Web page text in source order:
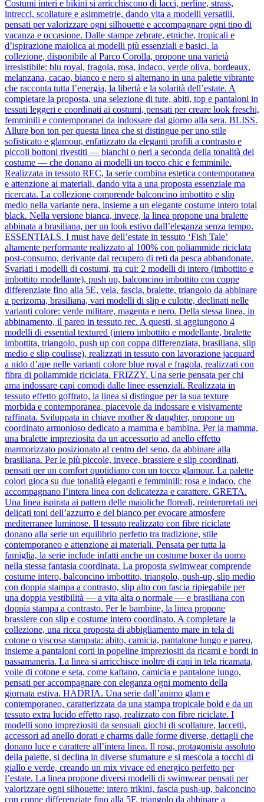
Costumi interi e bikini si arricchiscono di lacci, perline, strass,
intrecci, scollature e asimmetrie, dando vita a modelli versatili,
pensati per valorizzare ogni silhouette e accompagnare ogni tipo di
vacanza e occasione. Dalle stampe zebrate, etniche, tropicali e
d’ispirazione maiolica ai modelli più essenziali e basici, la
collezione, disponibile al Parco Corolla, propone una varietà
irresistibile: blu royal, fragola, rosa, indaco, verde oliva, bordeaux,
melanzana, cacao, bianco e nero si alternano in una palette vibrante
che racconta tutta l’energia, la libertà e la solarità dell’estate. A
completare la proposta, una selezione di tute, abiti, top e pantaloni in
tessuti leggeri e coordinati ai costumi, pensati per creare look freschi,
femminili e contemporanei da indossare dal giorno alla sera. BLISS.
Allure bon ton per questa linea che si distingue per uno stile
sofisticato e glamour, enfatizzato da eleganti profili a contrasto e
piccoli bottoni rivestiti — bianchi o neri a seconda della tonalità del
costume — che donano ai modelli un tocco chic e femminile.
Realizzata in tessuto REC, la serie combina estetica contemporanea
e attenzione ai materiali, dando vita a una proposta essenziale ma
ricercata. La collezione comprende balconcino imbottito e slip
medio nella variante nera, insieme a un elegante costume intero total
black. Nella versione bianca, invece, la linea propone una bralette
abbinata a brasiliana, per un look estivo dall’eleganza senza tempo.
ESSENTIALS. I must have dell’estate in tessuto ‘Fish Tale’
altamente performante realizzato al 100% con poliammide riciclata
post-consumo, derivante dal recupero di reti da pesca abbandonate.
Svariati i modelli di costumi, tra cui: 2 modelli di intero (imbottito e
imbottito modellante), push up, balconcino imbottito con coppe
differenziate fino alla 5E, vela, fascia, bralette, triangolo da abbinare
a perizoma, brasiliana, vari modelli di slip e culotte, declinati nelle
varianti colore: verde militare, magenta e nero. Della stessa linea, in
abbinamento, il pareo in tessuto rec. A questi, si aggiungono 4
modelli di essential textured (intero imbottito e modellante, bralette
imbottita, triangolo, push up con coppa differenziata, brasiliana, slip
medio e slip coulisse), realizzati in tessuto con lavorazione jacquard
a nido d’ape nelle varianti colore blue royal e fragola, realizzati con
fibra di poliammide riciclata. FRIZZY. Una serie pensata per chi
ama indossare capi comodi dalle linee essenziali. Realizzata in
tessuto effetto goffrato, la linea si distingue per la sua texture
morbida e contemporanea, piacevole da indossare e visivamente
raffinata. Sviluppata in chiave mother & daughter, propone un
coordinato armonioso dedicato a mamma e bambina. Per la mamma,
una bralette impreziosita da un accessorio ad anello effetto
marmorizzato posizionato al centro del seno, da abbinare alla
brasiliana. Per le più piccole, invece, brassiere e slip coordinati,
pensati per un comfort quotidiano con un tocco glamour. La palette
colori gioca su due tonalità eleganti e femminili: rosa e indaco, che
accompagnano l’intera linea con delicatezza e carattere. GRETA.
Una linea ispirata ai pattern delle maioliche floreali, reinterpretati nei
delicati toni dell’azzurro e del bianco per evocare atmosfere
mediterranee luminose. Il tessuto realizzato con fibre riciclate
donano alla serie un equilibrio perfetto tra tradizione, stile
contemporaneo e attenzione ai materiali. Pensata per tutta la
famiglia, la serie include infatti anche un costume boxer da uomo
nella stessa fantasia coordinata. La proposta swimwear comprende
costume intero, balconcino imbottito, triangolo, push-up, slip medio
con doppia stampa a contrasto, slip alto con fascia ripiegabile per
una doppia vestibilità — a vita alta o normale — e brasiliana con
doppia stampa a contrasto. Per le bambine, la linea propone
brassiere con slip e costume intero coordinato. A completare la
collezione, una ricca proposta di abbigliamento mare in tela di
cotone o viscosa stampata: abito, camicia, pantalone lungo e pareo,
insieme a pantaloni corti in popeline impreziositi da ricami e bordi in
passamaneria. La linea si arricchisce inoltre di capi in tela ricamata,
voile di cotone e seta, come kaftano, camicia e pantalone lungo,
pensati per accompagnare con eleganza ogni momento della
giornata estiva. HADRIA. Una serie dall’animo glam e
contemporaneo, caratterizzata da una stampa tropicale bold e da un
tessuto extra lucido effetto raso, realizzato con fibre riciclate. I
modelli sono impreziositi da sensuali giochi di scollature, laccetti,
accessori ad anello dorati e charms dalle forme diverse, dettagli che
donano luce e carattere all’intera linea. Il rosa, protagonista assoluto
della palette, si declina in diverse sfumature e si mescola a tocchi di
giallo e verde, creando un mix vivace ed energico perfetto per
l’estate. La linea propone diversi modelli di swimwear pensati per
valorizzare ogni silhouette: intero trikini, fascia push-up, balconcino
con coppe differenziate fino alla 5F, triangolo da abbinare a